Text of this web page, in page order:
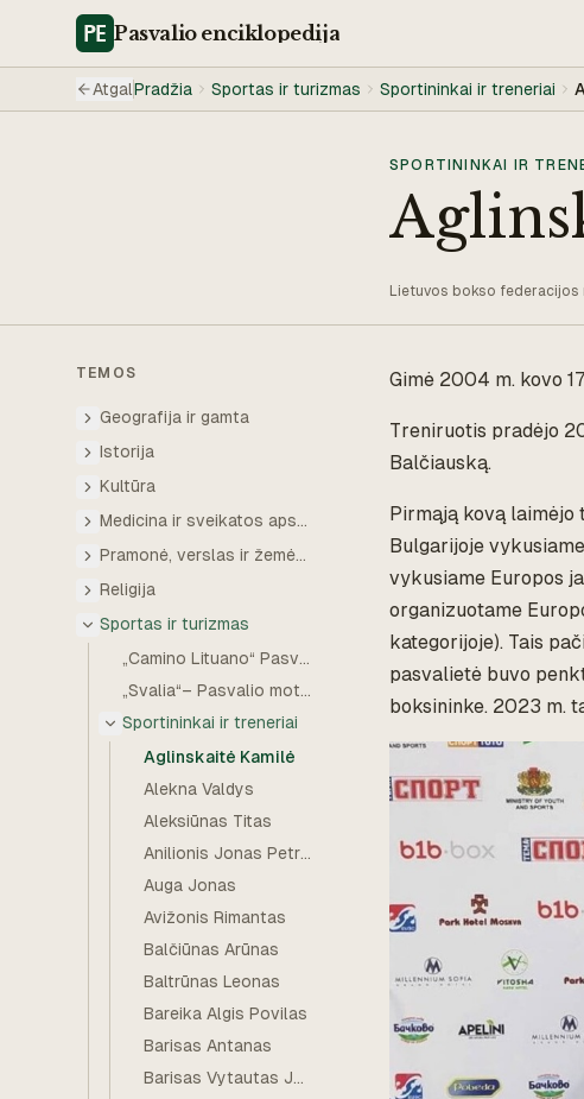
Pasvalioenciklopedija
AtgalPradžia Sportas ir turizmas Sportininkai ir treneriai
SPORTININKAI IR
Lietuvos bokso federacijos
TEMOS
Geografija ir gamta
Istorija
Kultūra
Medicina ir sveikatos apsauga
Pramonė, verslas ir žemės ūkis
Religija
Sportas ir turizmas
„Camino Lituano“ Pasvalio rajone
„Svalia“– Pasvalio moterų rankinio komanda
Sportininkai ir treneriai
Aglinskaitė Kamilė
Alekna Valdys
Aleksiūnas Titas
Anilionis Jonas Petras
Auga Jonas
Avižonis Rimantas
Balčiūnas Arūnas
Baltrūnas Leonas
Bareika Algis Povilas
Barisas Antanas
Barisas Vytautas Jurgis
Gimė 2004 m. kovo
Treniruotis pradėjo
Balčiauską.
Pirmąją kovą laimėjo
Bulgarijoje
vykusiame Europos
organizuotame
kategorijoje). Tais
pasvalietė buvo
boksininke. 2023 m.